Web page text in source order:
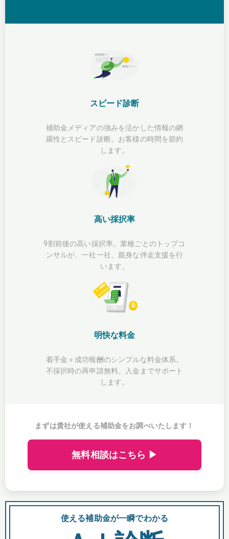
スピード診断
補助金メディアの強みを活かした情報の網
羅性とスピード診断。お客様の時間を節約
します。
高い採択率
9割前後の高い採択率。業種ごとのトップコ
ンサルが、一社一社、親身な伴走支援を行
います。
明快な料金
着手金＋成功報酬のシンプルな料金体系。
不採択時の再申請無料。入金までサポート
します。
まずは貴社が使える補助金をお調べいたします！
無料相談はこちら ▶
使える補助金が一瞬でわかる